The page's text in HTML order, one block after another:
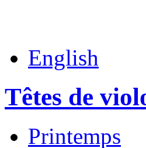
English
Têtes de
Printemps